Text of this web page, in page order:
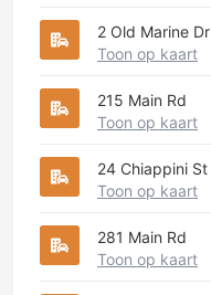
2 Old Marine Dr
Toon op kaart
215 Main Rd
Toon op kaart
24 Chiappini St
Toon op kaart
281 Main Rd
Toon op kaart